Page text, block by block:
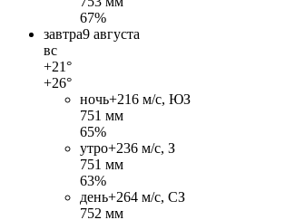
67%
завтра9 августа
вс
+21°
+26°
ночь+216 м/c, ЮЗ
751 мм
65%
утро+236 м/c, З
751 мм
63%
день+264 м/c, СЗ
752 мм